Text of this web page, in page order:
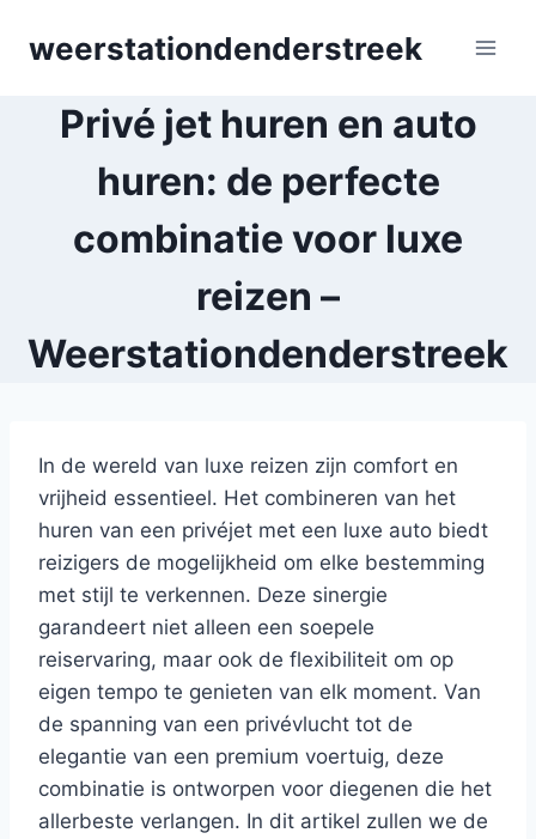
weerstationdenderstreek
Privé jet huren en auto
huren: de perfecte
combinatie voor luxe
reizen –
Weerstationdenderstreek
In de wereld van luxe reizen zijn comfort en
vrijheid essentieel. Het combineren van het
huren van een privéjet met een luxe auto biedt
reizigers de mogelijkheid om elke bestemming
met stijl te verkennen. Deze sinergie
garandeert niet alleen een soepele
reiservaring, maar ook de flexibiliteit om op
eigen tempo te genieten van elk moment. Van
de spanning van een privévlucht tot de
elegantie van een premium voertuig, deze
combinatie is ontworpen voor diegenen die het
allerbeste verlangen. In dit artikel zullen we de